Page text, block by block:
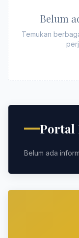
Belum
Temukan
Portal
Belum ada